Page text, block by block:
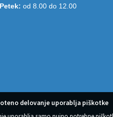
Petek: od 8.00 do 12.00
delovanje uporablja piškotke